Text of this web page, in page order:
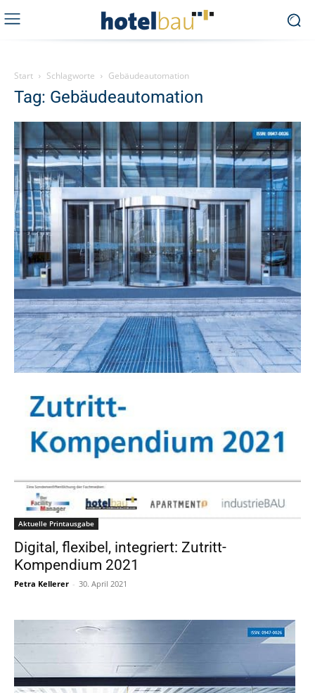
Start Schlagworte Gebäudeautomation
Tag: Gebäudeautomation
Aktuelle Printausgabe
Digital, flexibel, integriert: Zutritt-
Kompendium 2021
Petra Kellerer - 30. April 2021